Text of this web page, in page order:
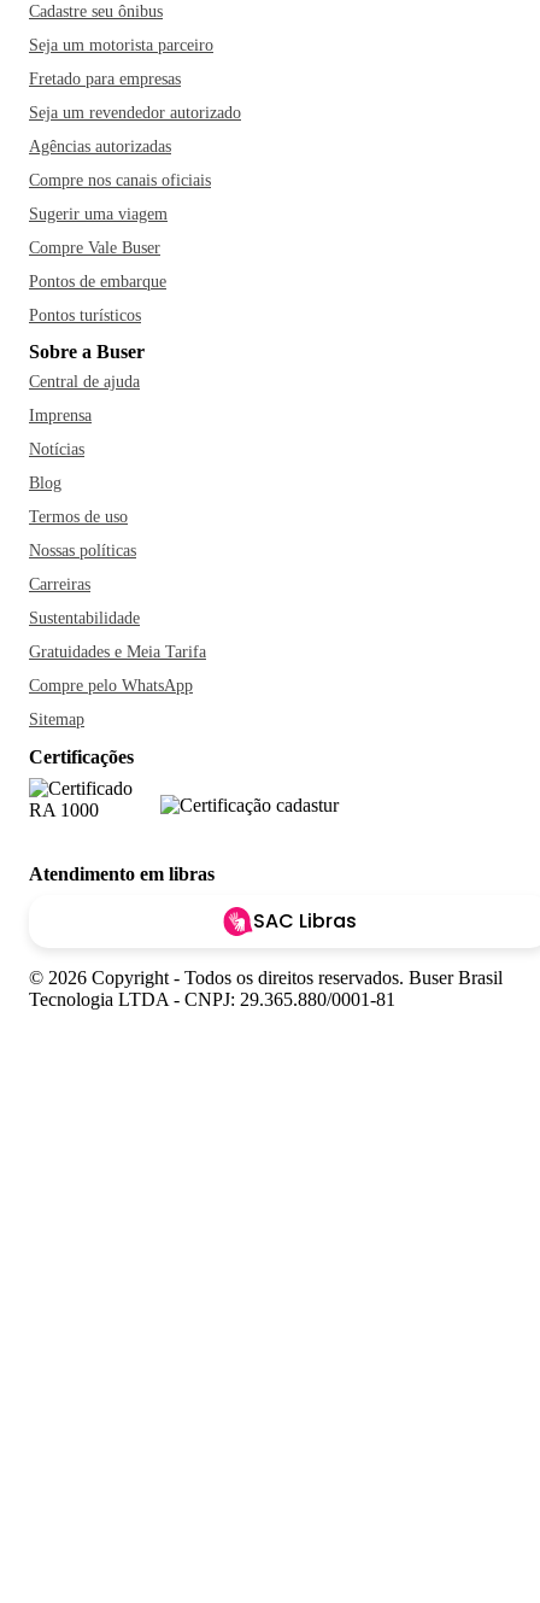
Cadastre seu ônibus
Seja um motorista parceiro
Fretado para empresas
Seja um revendedor autorizado
Agências autorizadas
Compre nos canais oficiais
Sugerir uma viagem
Compre Vale Buser
Pontos de embarque
Pontos turísticos
Sobre a Buser
Central de ajuda
Imprensa
Notícias
Blog
Termos de uso
Nossas políticas
Carreiras
Sustentabilidade
Gratuidades e Meia Tarifa
Compre pelo WhatsApp
Sitemap
Certificações
Atendimento em libras
SAC Libras
© 2026 Copyright - Todos os direitos reservados. Buser Brasil
Tecnologia LTDA - CNPJ: 29.365.880/0001-81